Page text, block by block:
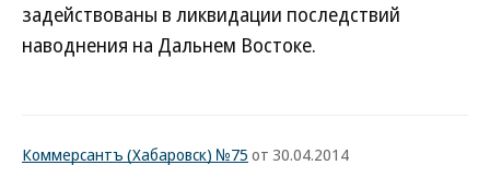
задействованы в ликвидации последствий
наводнения на Дальнем Востоке.
Коммерсантъ (Хабаровск) №75 от 30.04.2014